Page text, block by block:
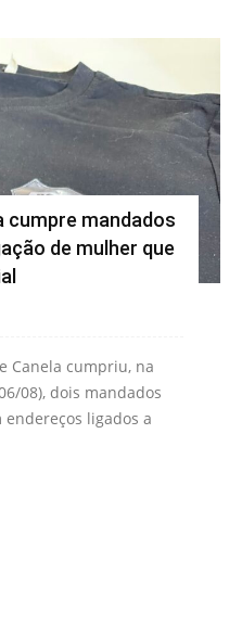
cumpre mandados
de mulher que
Canela cumpriu, na
08), dois mandados
ligados a